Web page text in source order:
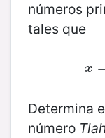
números
tales que
x x
Determina
número